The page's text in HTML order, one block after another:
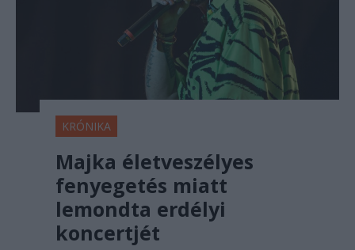
KRÓNIKA
Majka életveszélyes
fenyegetés miatt
lemondta erdélyi
koncertjét